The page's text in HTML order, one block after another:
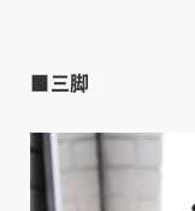
■三脚